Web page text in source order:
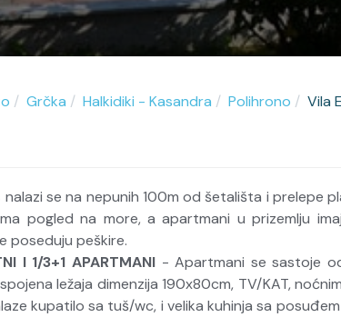
Grčka Halkidiki - Kasandra Polihrono Vila
nalazi se na nepunih 100m od šetališta i prelepe
pogled na more, a apartmani u prizemlju
poseduju peškire.
I 1/3+1 APARTMANI- Apartmani se sastoje od
ležaja dimenzija 190x80cm, TV/KAT,
kupatilo sa tuš/wc, i velika kuhinja sa